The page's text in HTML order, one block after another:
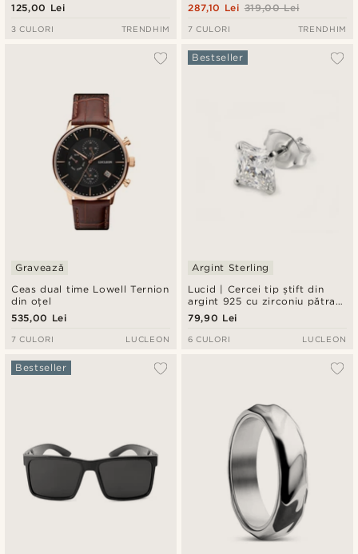
125,00 Lei
3 CULORI TRENDHIM
319,00 Lei
287,10 Lei
7 CULORI TRENDHIM
Ceas dual time Lowell Ternion
din oțel
Gravează
535,00 Lei
7 CULORI LUCLEON
Lucid | Cercei tip știft din
argint 925 cu zirconiu pătrat,
6 mm
Bestseller
Argint Sterling
79,90 Lei
6 CULORI LUCLEON
Bestseller